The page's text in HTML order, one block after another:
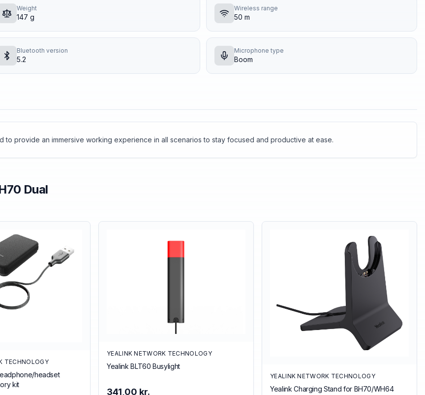
Weight
147 g
Wireless range
50 m
Bluetooth version
5.2
Microphone type
Boom
to provide an immersive working experience in all scenarios to stay focused and productive at ease.
Dual
TECHNOLOGY
headset
kit
YEALINK NETWORK TECHNOLOGY
Yealink BLT60 Busylight
341,00 kr.
YEALINK NETWORK TECHNOLOGY
Yealink Charging Stand for BH70/WH64